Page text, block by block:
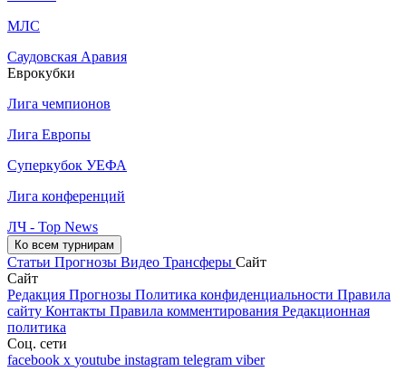
МЛС
Саудовская Аравия
Еврокубки
Лига чемпионов
Лига Европы
Суперкубок УЕФА
Лига конференций
ЛЧ - Top News
Ко всем турнирам
Статьи Прогнозы Видео Трансферы Сайт
Сайт
Редакция Прогнозы Политика конфиденциальности Правила
сайту Контакты Правила комментирования Редакционная
политика
Соц. сети
facebook x youtube instagram telegram viber